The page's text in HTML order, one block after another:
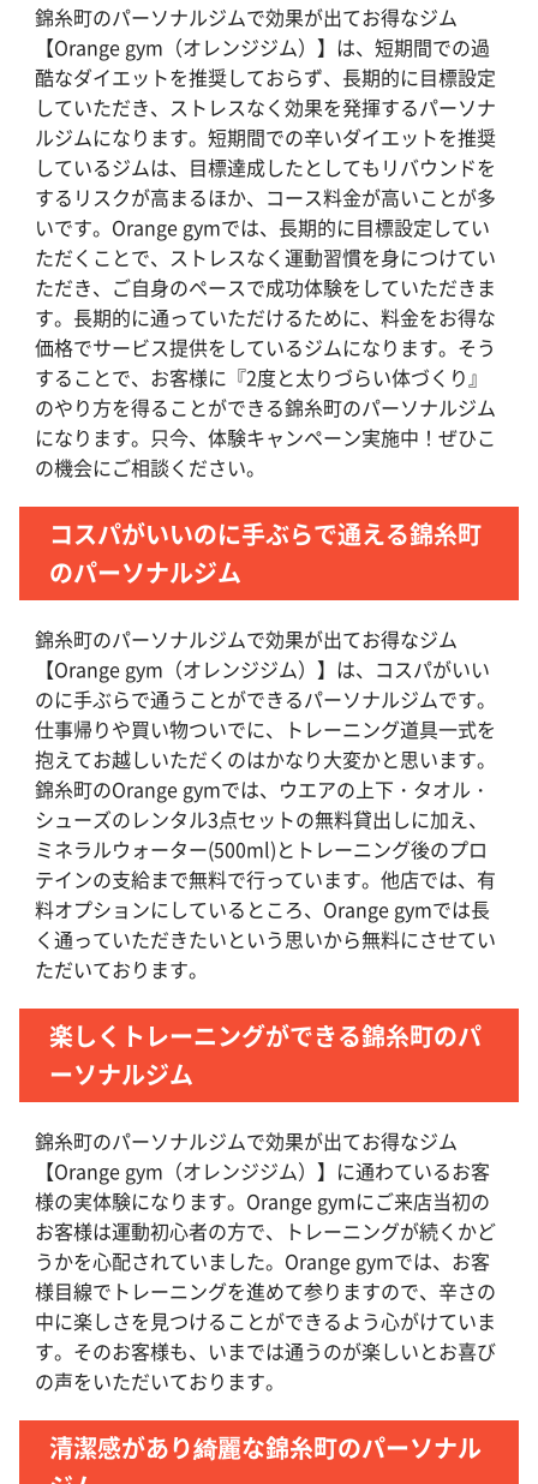
錦糸町のパーソナルジムで効果が出てお得なジム
【Orange gym（オレンジジム）】は、短期間での過
酷なダイエットを推奨しておらず、長期的に目標設定
していただき、ストレスなく効果を発揮するパーソナ
ルジムになります。短期間での辛いダイエットを推奨
しているジムは、目標達成したとしてもリバウンドを
するリスクが高まるほか、コース料金が高いことが多
いです。Orange gymでは、長期的に目標設定してい
ただくことで、ストレスなく運動習慣を身につけてい
ただき、ご自身のペースで成功体験をしていただきま
す。長期的に通っていただけるために、料金をお得な
価格でサービス提供をしているジムになります。そう
することで、お客様に『2度と太りづらい体づくり』
のやり方を得ることができる錦糸町のパーソナルジム
になります。只今、体験キャンペーン実施中！ぜひこ
の機会にご相談ください。
コスパがいいのに手ぶらで通える錦糸町
のパーソナルジム
錦糸町のパーソナルジムで効果が出てお得なジム
【Orange gym（オレンジジム）】は、コスパがいい
のに手ぶらで通うことができるパーソナルジムです。
仕事帰りや買い物ついでに、トレーニング道具一式を
抱えてお越しいただくのはかなり大変かと思います。
錦糸町のOrange gymでは、ウエアの上下・タオル・
シューズのレンタル3点セットの無料貸出しに加え、
ミネラルウォーター(500ml)とトレーニング後のプロ
テインの支給まで無料で行っています。他店では、有
料オプションにしているところ、Orange gymでは長
く通っていただきたいという思いから無料にさせてい
ただいております。
楽しくトレーニングができる錦糸町のパ
ーソナルジム
錦糸町のパーソナルジムで効果が出てお得なジム
【Orange gym（オレンジジム）】に通わているお客
様の実体験になります。Orange gymにご来店当初の
お客様は運動初心者の方で、トレーニングが続くかど
うかを心配されていました。Orange gymでは、お客
様目線でトレーニングを進めて参りますので、辛さの
中に楽しさを見つけることができるよう心がけていま
す。そのお客様も、いまでは通うのが楽しいとお喜び
の声をいただいております。
清潔感があり綺麗な錦糸町のパーソナル